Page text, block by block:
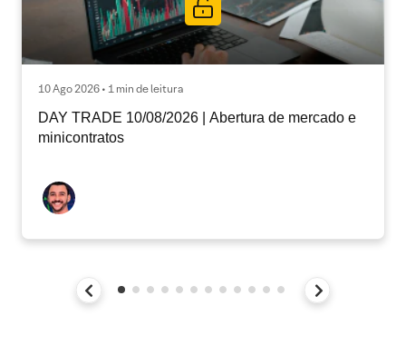
10 Ago 2026 • 1 min de leitura
DAY TRADE 10/08/2026 | Abertura de mercado e
minicontratos